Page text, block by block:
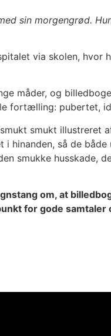
sin morgengrød.
via skolen,
måder, og
fortælling: pubertet,
smukt illustreret
i hinanden, så de
smukke husskade,
om, at
for gode